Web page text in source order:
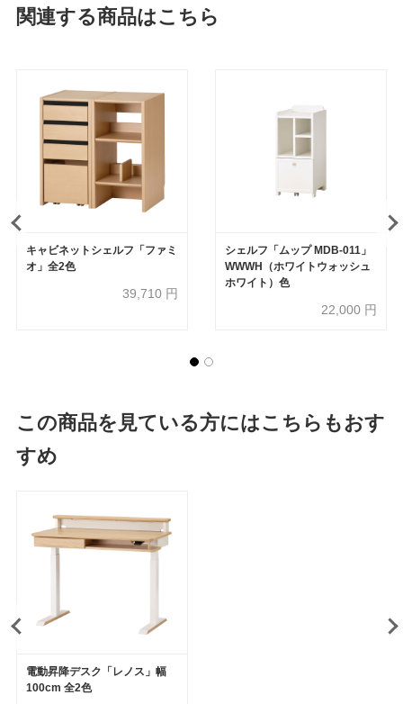
関連する商品はこちら
キャビネットシェルフ「ファミ
オ」全2色
39,710 円
シェルフ「ムップ MDB-011」
WWWH（ホワイトウォッシュ
ホワイト）色
22,000 円
この商品を見ている方にはこちらもおす
すめ
電動昇降デスク「レノス」幅
100cm 全2色